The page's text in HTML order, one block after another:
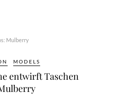
Mulberry
MODELS
entwirft Taschen